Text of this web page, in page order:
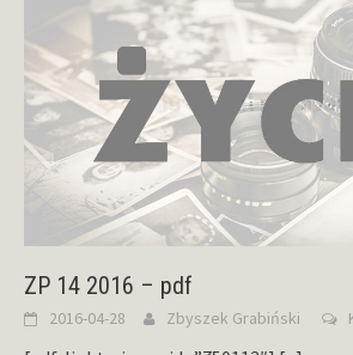
ZP 14 2016 – pdf
2016-04-28 Zbyszek Grabiński